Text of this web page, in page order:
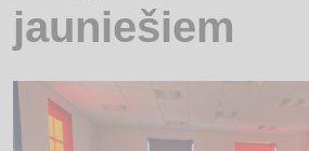
jauniešiem